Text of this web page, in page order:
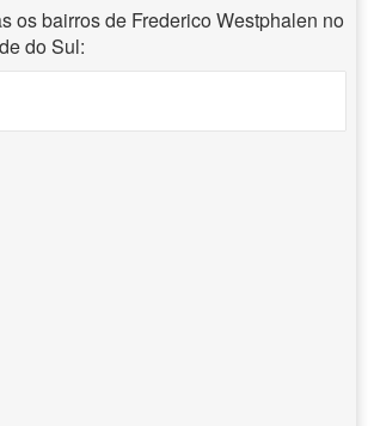
os bairros de Frederico Westphalen no
do Sul: